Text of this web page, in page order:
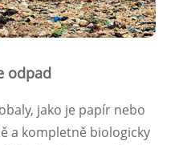
odpad
jako je papír nebo
a kompletně biologicky